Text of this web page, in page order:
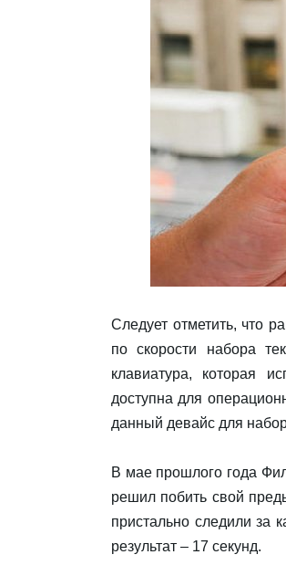
Следует отметить, что
по скорости набора
клавиатура, которая
доступна для
данный девайс для
В мае прошлого года
решил побить свой
пристально следили за
результат – 17 секунд.